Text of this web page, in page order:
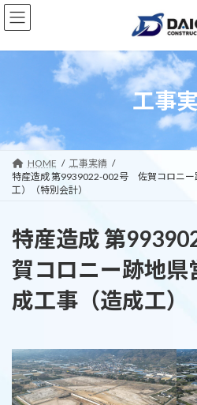
コ
ン
ン
プ
ナ
ビ
ー
動
工事
HOME
工事実績
特産造成 第9939022-002号 佐賀コロニー
工）（特別会計）
特産造成 第
賀コロニー跡地県
成工事（造成工）